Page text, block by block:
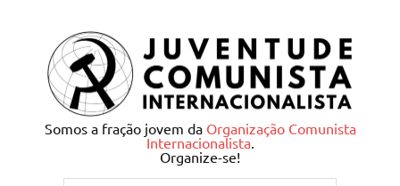
Juventude Comunista
Internacionalista
Somos a fração jovem da Organização Comunista
Internacionalista.
Organize-se!